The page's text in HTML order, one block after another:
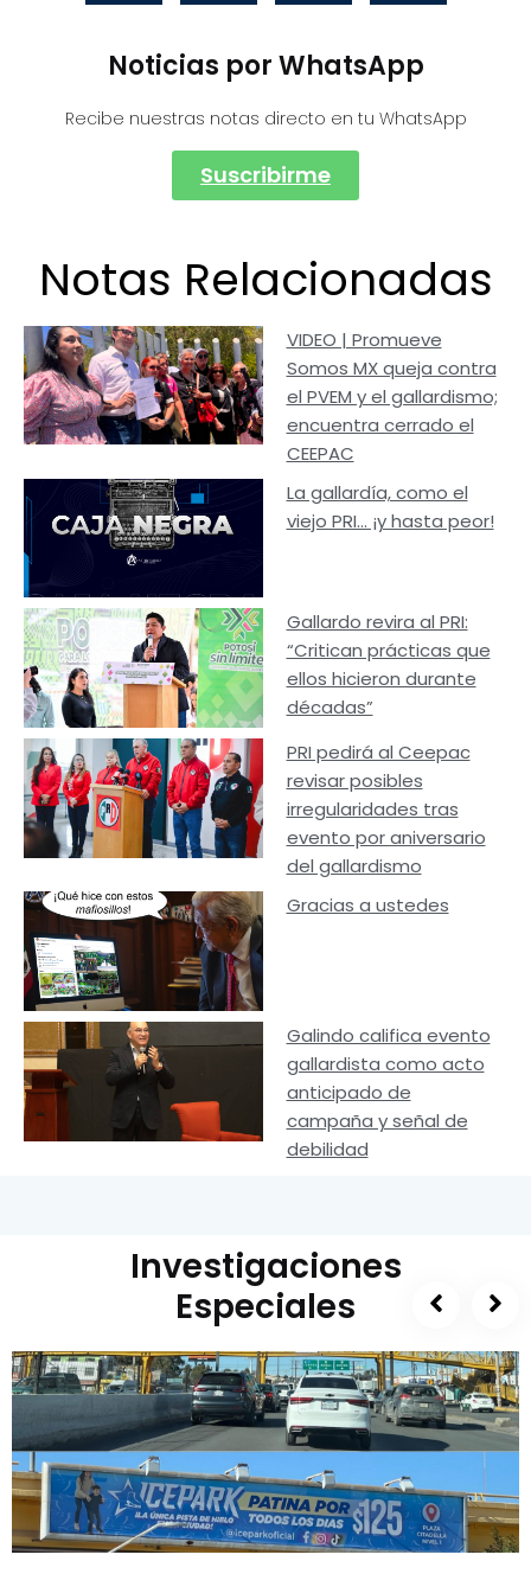
Noticias por WhatsApp
Recibe nuestras notas directo en tu WhatsApp
Suscribirme
Notas Relacionadas
VIDEO | Promueve
Somos MX queja contra
el PVEM y el gallardismo;
encuentra cerrado el
CEEPAC
La gallardía, como el
viejo PRI… ¡y hasta peor!
Gallardo revira al PRI:
“Critican prácticas que
ellos hicieron durante
décadas”
PRI pedirá al Ceepac
revisar posibles
irregularidades tras
evento por aniversario
del gallardismo
Gracias a ustedes
Galindo califica evento
gallardista como acto
anticipado de
campaña y señal de
debilidad
Investigaciones
Especiales